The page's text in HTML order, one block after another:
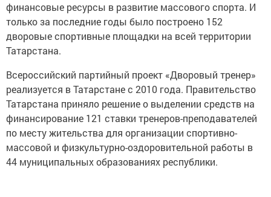
финансовые ресурсы в развитие массового спорта. И
только за последние годы было построено 152
дворовые спортивные площадки на всей территории
Татарстана.
Всероссийский партийный проект «Дворовый тренер»
реализуется в Татарстане с 2010 года. Правительство
Татарстана приняло решение о выделении средств на
финансирование 121 ставки тренеров-преподавателей
по месту жительства для организации спортивно-
массовой и физкультурно-оздоровительной работы в
44 муниципальных образованиях республики.